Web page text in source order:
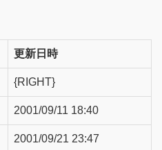
更新日時
{RIGHT}
2001/09/11 18:40
2001/09/21 23:47